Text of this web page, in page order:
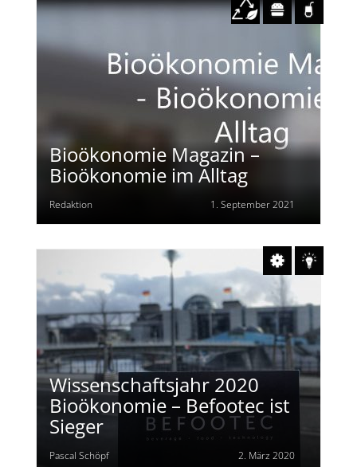
Bioökonomie Magazin –
Bioökonomie im Alltag
Redaktion 1. September 2021
Wissenschaftsjahr 2020
Bioökonomie – Befootec ist
Sieger
Pascal Schöpf 2. März 2020